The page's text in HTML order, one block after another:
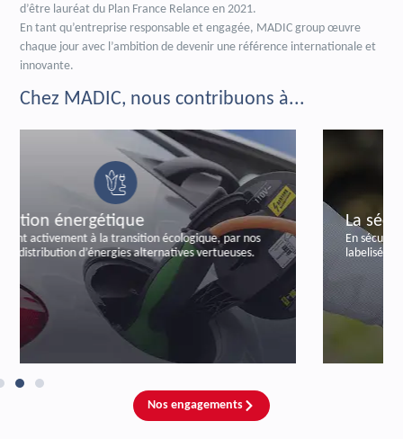
d’être lauréat du Plan France Relance en 2021.
En tant qu’entreprise responsable et engagée, MADIC group œuvre
chaque jour avec l’ambition de devenir une référence internationale et
innovante.
Chez MADIC, nous contribuons à...
La sécurisation bancaire
En sécurisant les transactions bancaires, par notre offre
labelisée et certifiée de paiements autonomes.
Nos engagements